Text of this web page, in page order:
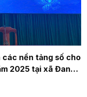
các nền tảng số cho
2025 tại xã Đan